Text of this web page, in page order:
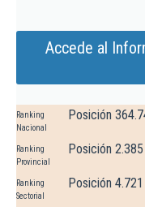
Accede al
Ranking
Nacional
Posición
Ranking
Provincial
Posición
Ranking
Sectorial
Posición